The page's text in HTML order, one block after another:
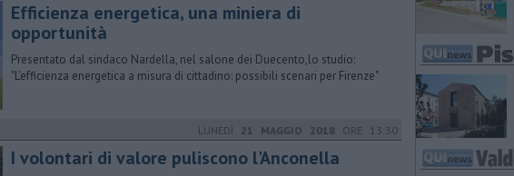
Efficienza energetica, una miniera di
opportunità
Presentato dal sindaco Nardella, nel salone dei Duecento,lo studio:
"L’efficienza energetica a misura di cittadino: possibili scenari per Firenze"
LUNEDÌ 21 MAGGIO 2018 ORE 13:30
I volontari di valore puliscono l'Anconella